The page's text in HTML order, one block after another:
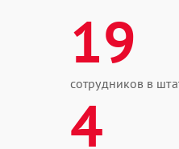
19
сотрудников в
4